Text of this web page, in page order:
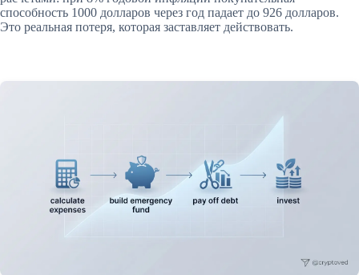
способность 1000 долларов через год падает до 926 долларов.
Это реальная потеря, которая заставляет действовать.